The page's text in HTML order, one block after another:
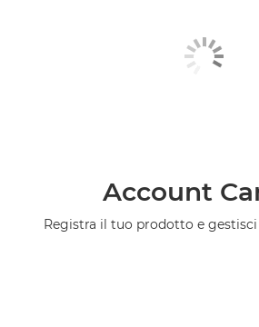
Account
Registra il tuo prodotto e